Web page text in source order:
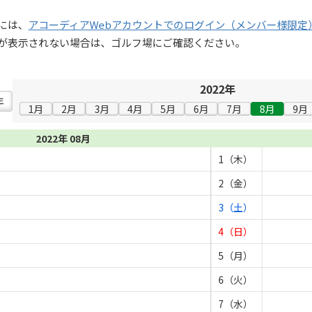
、 アコーディアWebアカウントでのログイン（メンバー様限定）
表示されない場合は、ゴルフ場にご確認ください。
2022年
1月 2月 3月 4月 5月 6月 7月 8月 9月
2022年 08月
1（木）
2（金）
3（土）
4（日）
5（月）
6（火）
7（水）